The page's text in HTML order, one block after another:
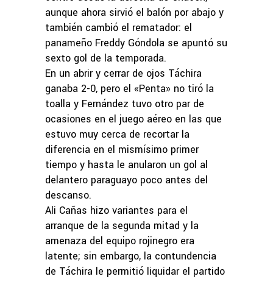
aunque ahora sirvió el balón por abajo y
también cambió el rematador: el
panameño Freddy Góndola se apuntó su
sexto gol de la temporada.
En un abrir y cerrar de ojos Táchira
ganaba 2-0, pero el «Penta» no tiró la
toalla y Fernández tuvo otro par de
ocasiones en el juego aéreo en las que
estuvo muy cerca de recortar la
diferencia en el mismísimo primer
tiempo y hasta le anularon un gol al
delantero paraguayo poco antes del
descanso.
Ali Cañas hizo variantes para el
arranque de la segunda mitad y la
amenaza del equipo rojinegro era
latente; sin embargo, la contundencia
de Táchira le permitió liquidar el partido